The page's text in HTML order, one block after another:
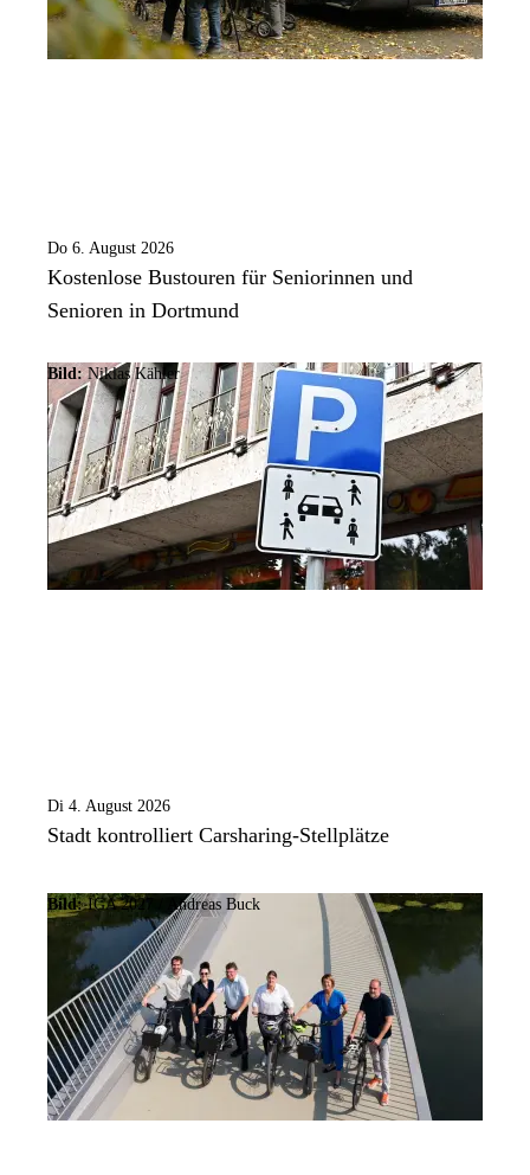
Do 6. August 2026
Kostenlose Bustouren für Seniorinnen und
Senioren in Dortmund
Bild: Niklas Kähler
Di 4. August 2026
Stadt kontrolliert Carsharing-Stellplätze
Bild: IGA 2027 / Andreas Buck